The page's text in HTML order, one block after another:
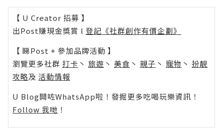
【 U Creator 招募 】
出Post賺現金獎賞 l 登記《社群創作有價企劃》
【 睇Post + 參加品牌活動 】
瀏覽更多社群 打卡 丶 旅遊 丶 美食 丶 親子 丶 寵物 丶 扮靚
攻略及 活動情報
U Blog開咗WhatsApp啦！發掘更多吃喝玩樂資訊！
Follow 我哋 ！